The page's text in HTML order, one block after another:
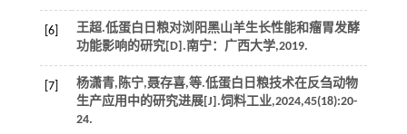
[6]
王超.低蛋白日粮对浏阳黑山羊生长性能和瘤胃发酵
功能影响的研究[D].南宁：广西大学,2019.
[7] 杨潇青,陈宁,聂存喜,等.低蛋白日粮技术在反刍动物
生产应用中的研究进展[J].饲料工业,2024,45(18):20-
24.